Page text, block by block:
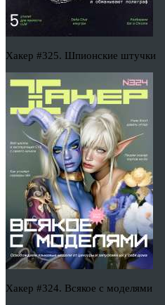
Хакер #325. Шпионские штучки
Хакер #324. Всякое с моделями